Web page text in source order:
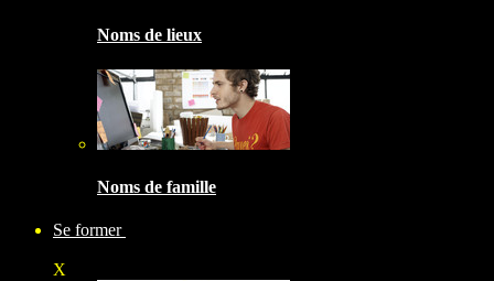
Noms de lieux
Noms de famille
Se former
X